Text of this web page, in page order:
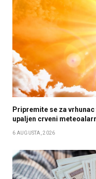
Pripremite se za
upaljen crveni
6 AUGUSTA, 2026